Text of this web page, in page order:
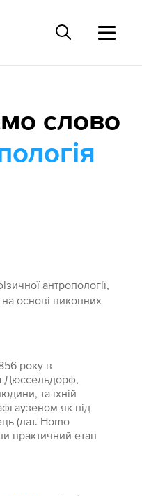
антропології,
основі викопних
року в
Дюссельдорф,
та їхній
як під
(лат. Homo
практичний етап
слово